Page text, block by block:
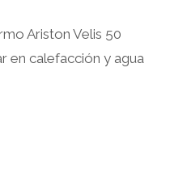
Ariston Velis 50
en calefacción y agua